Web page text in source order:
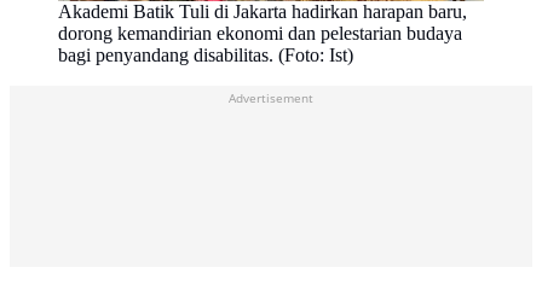
Akademi Batik Tuli di Jakarta hadirkan harapan baru,
dorong kemandirian ekonomi dan pelestarian budaya
bagi penyandang disabilitas. (Foto: Ist)
Advertisement